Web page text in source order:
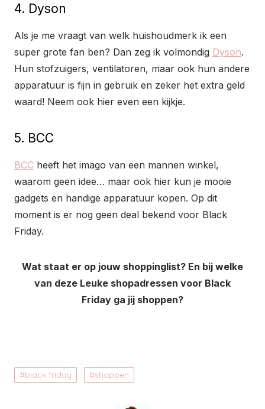
4. Dyson
Als je me vraagt van welk huishoudmerk ik een
super grote fan ben? Dan zeg ik volmondig Dyson.
Hun stofzuigers, ventilatoren, maar ook hun andere
apparatuur is fijn in gebruik en zeker het extra geld
waard! Neem ook hier even een kijkje.
5. BCC
BCC heeft het imago van een mannen winkel,
waarom geen idee… maar ook hier kun je mooie
gadgets en handige apparatuur kopen. Op dit
moment is er nog geen deal bekend voor Black
Friday.
Wat staat er op jouw shoppinglist? En bij welke
van deze Leuke shopadressen voor Black
Friday ga jij shoppen?
black friday shoppen